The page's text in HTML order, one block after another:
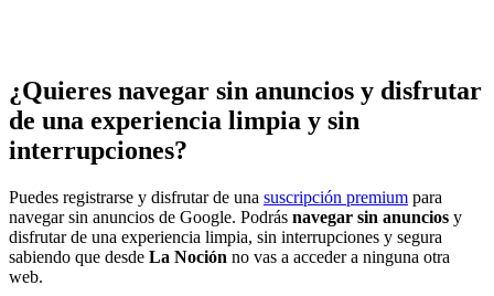
¿Quieres navegar sin anuncios y disfrutar
de una experiencia limpia y sin
interrupciones?
Puedes registrarse y disfrutar de una suscripción premium para
navegar sin anuncios de Google. Podrás navegar sin anuncios y
disfrutar de una experiencia limpia, sin interrupciones y segura
sabiendo que desde La Noción no vas a acceder a ninguna otra
web.